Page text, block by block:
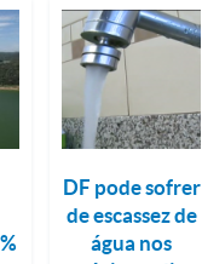
DF pode sofrer
de escassez de
água nos